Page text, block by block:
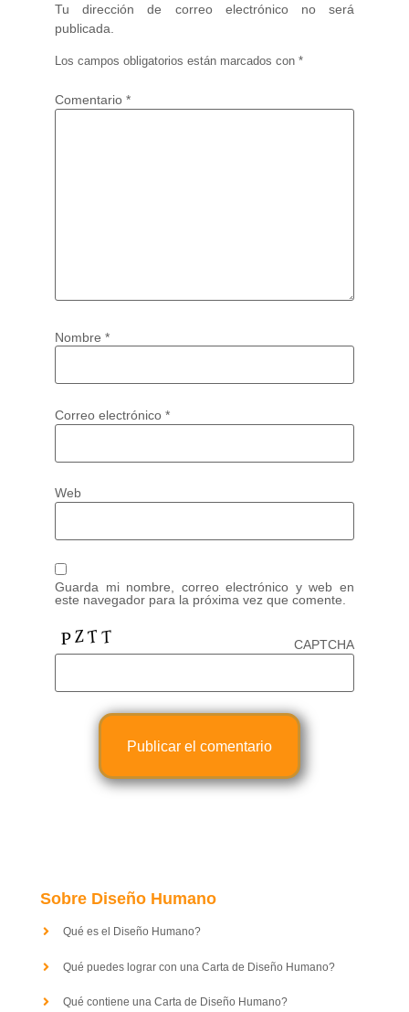
Tu dirección de correo electrónico no será
publicada.
Los campos obligatorios están marcados con *
Comentario *
Nombre *
Correo electrónico *
Web
Guarda mi nombre, correo electrónico y web en
este navegador para la próxima vez que comente.
CAPTCHA
Sobre Diseño Humano
Qué es el Diseño Humano?
Qué puedes lograr con una Carta de Diseño Humano?
Qué contiene una Carta de Diseño Humano?